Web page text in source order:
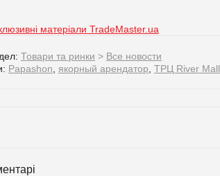
матеріали TradeMaster.ua
Товари та ринки > Все новости
Papashon якорный арендатор ТРЦ River Mall